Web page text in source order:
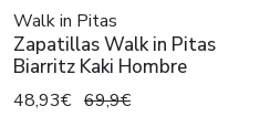
Walk in Pitas
Zapatillas Walk in Pitas
Biarritz Kaki Hombre
48,93€ 69,9€